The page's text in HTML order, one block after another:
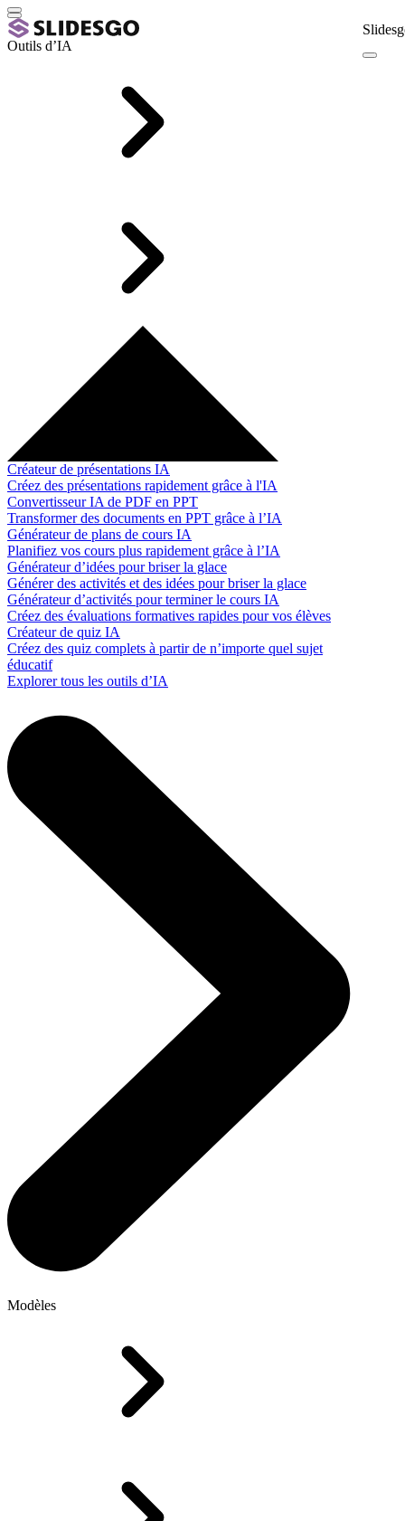
Outils d’IA
Créateur de présentations IA
Créez des présentations rapidement grâce à l'IA
Convertisseur IA de PDF en PPT
Transformer des documents en PPT grâce à l’IA
Générateur de plans de cours IA
Planifiez vos cours plus rapidement grâce à l’IA
Générateur d’idées pour briser la glace
Générer des activités et des idées pour briser la glace
Générateur d’activités pour terminer le cours IA
Créez des évaluations formatives rapides pour vos élèves
Créateur de quiz IA
Créez des quiz complets à partir de n’importe quel sujet
éducatif
Explorer tous les outils d’IA
Modèles